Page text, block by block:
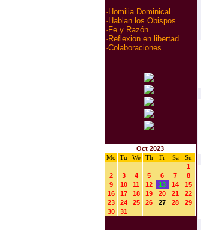
· Homilia Dominical
· Hablan los Obispos
· Fe y Razón
· Reflexion en libertad
·Colaboraciones
Oct 2023
Mo Tu We Th Fr Sa
Su
1
2
3 4 5 6 7
8
9
10 11 12 13 14
15
16
17 18 19 20 21
22
23
24 25 26 27 28
29
30
31